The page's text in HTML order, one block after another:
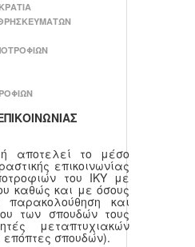
ΘΡΗΣΚΕΥΜΑΤΩΝ
αποτελεί το μέσο
επικοινωνίας
του ΙΚΥ με
καθώς και με όσους
παρακολούθηση και
των σπουδών τους
μεταπτυχιακών
σπουδών).